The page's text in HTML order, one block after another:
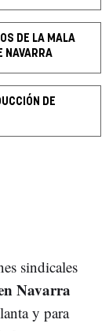
DE LA MALA
NAVARRA
DE
sindicales
Navarra
y para